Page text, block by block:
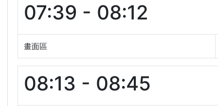
07:39 - 08:12
畫面區
08:13 - 08:45